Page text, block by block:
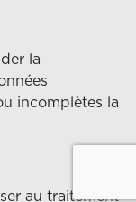
la
incomplètes la
au traitement